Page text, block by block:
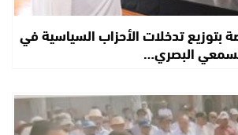
بتوزيع تدخلات الأحزاب السياسية في
البصري…